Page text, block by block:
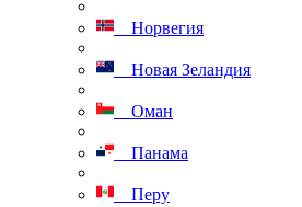
Норвегия
Новая Зеландия
Оман
Панама
Перу